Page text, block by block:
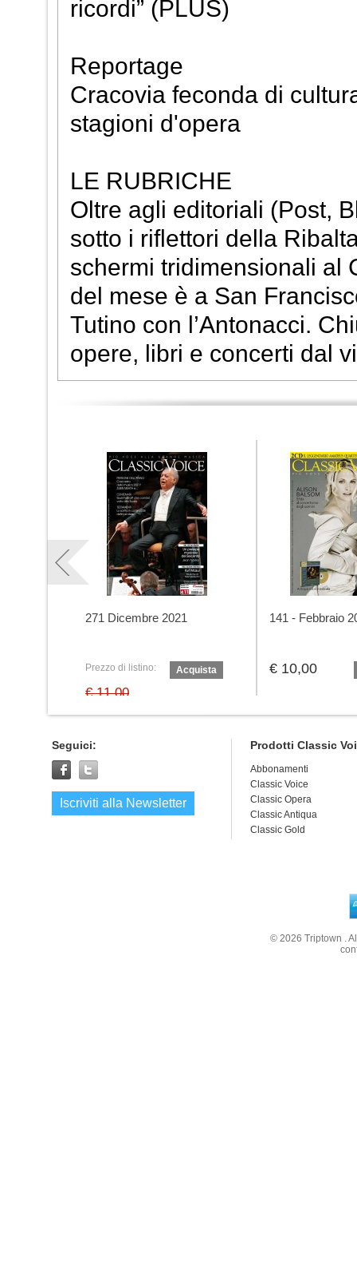
ricordi” (PLUS)
Reportage
Cracovia feconda di
stagioni d'opera
LE RUBRICHE
Oltre agli editoriali (Post,
sotto i riflettori della
schermi tridimensionali al
del mese è a San
Tutino con l’Antonacci.
opere, libri e concerti dal
271 Dicembre 2021
Prezzo di listino:
€ 11,00
Prezzo speciale:
€ 10,00
Acquista
141 - Febbraio
€ 10,00
Seguici:
Iscriviti alla Newsletter
Prodotti Classic
Abbonamenti
Classic Voice
Classic Opera
Classic Antiqua
Classic Gold
© 2026Triptown .